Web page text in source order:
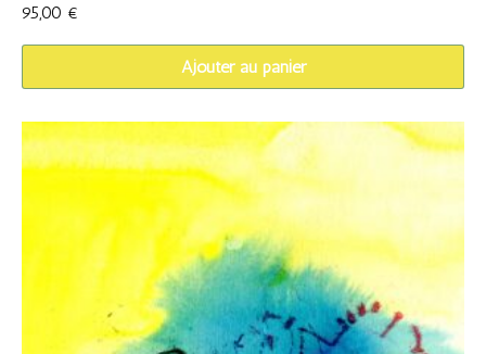
95,00 €
Ajouter au panier